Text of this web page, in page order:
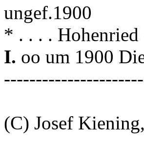
ungef.1900
* . . . .
I. oo um 1900
(C) Josef